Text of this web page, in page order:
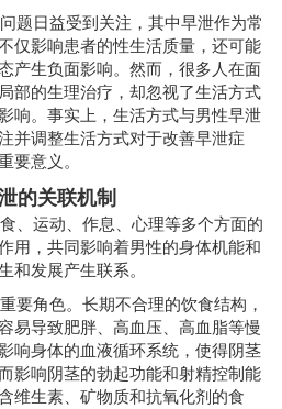
题日益受到关注，其中早泄作为常
仅影响患者的性生活质量，还可能
产生负面影响。然而，很多人在面
部的生理治疗，却忽视了生活方式
响。事实上，生活方式与男性早泄
并调整生活方式对于改善早泄症
要意义。
的关联机制
、运动、作息、心理等多个方面的
用，共同影响着男性的身体机能和
和发展产生联系。
要角色。长期不合理的饮食结构，
易导致肥胖、高血压、高血脂等慢
响身体的血液循环系统，使得阴茎
影响阴茎的勃起功能和射精控制能
维生素、矿物质和抗氧化剂的食